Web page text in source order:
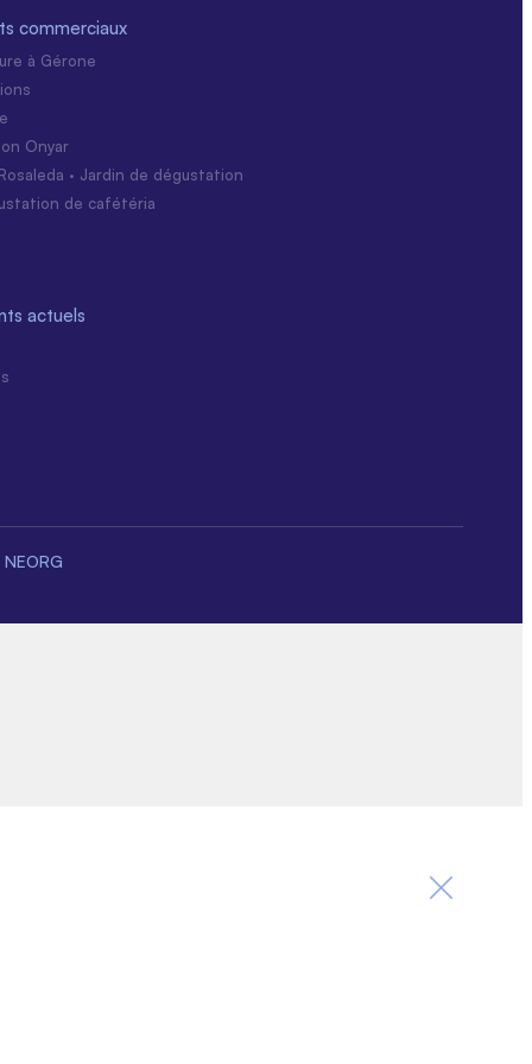
commerciaux
à Gérone
Onyar
· Jardin de dégustation
de cafétéria
actuels